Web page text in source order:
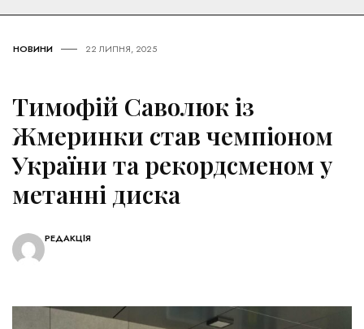
НОВИНИ 22 ЛИПНЯ, 2025
Тимофій Саволюк із
Жмеринки став чемпіоном
України та рекордсменом у
метанні диска
РЕДАКЦІЯ